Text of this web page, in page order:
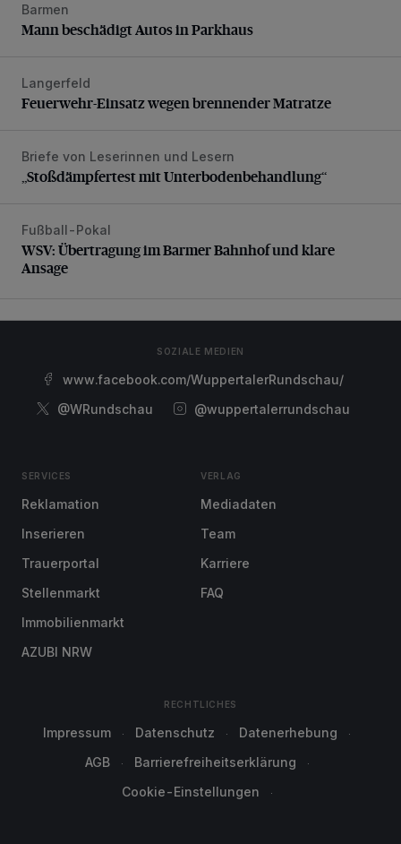
Mann beschädigt Autos in Parkhaus
Barmen
Mann beschädigt Autos in Parkhaus
Feuerwehr-Einsatz wegen brennender Matratze
Langerfeld
Feuerwehr-Einsatz wegen brennender Matratze
„Stoßdämpfertest mit Unterbodenbehandlung“
Briefe von Leserinnen und Lesern
„Stoßdämpfertest mit Unterbodenbehandlung“
WSV: Übertragung im Barmer Bahnhof und klare Ansage
Fußball-Pokal
WSV: Übertragung im Barmer Bahnhof und klare
Ansage
SOZIALE MEDIEN
www.facebook.com/WuppertalerRundschau/
@WRundschau
@wuppertalerrundschau
SERVICES
Reklamation
Inserieren
Trauerportal
Stellenmarkt
Immobilienmarkt
AZUBI NRW
VERLAG
Mediadaten
Team
Karriere
FAQ
RECHTLICHES
Impressum Datenschutz
Datenerhebung
AGB
Barrierefreiheitserklärung
Cookie-Einstellungen